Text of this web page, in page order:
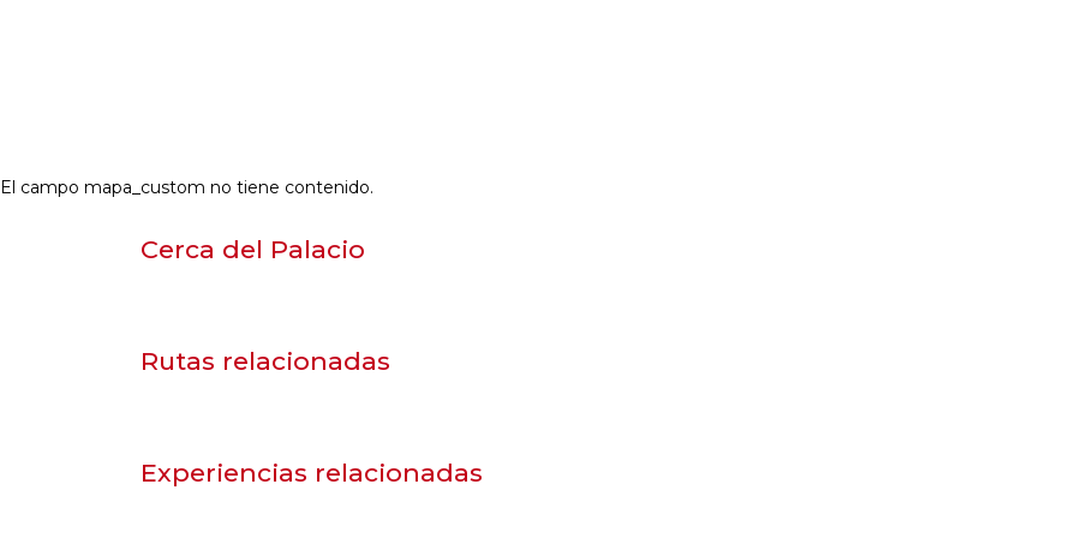
El campo mapa_custom no tiene contenido.
Cerca del Palacio
LA CATEDRAL Y
Rutas relacionadas
LA TORTOSA
Experiencias relacionadas
EL RÍO EBRO EN